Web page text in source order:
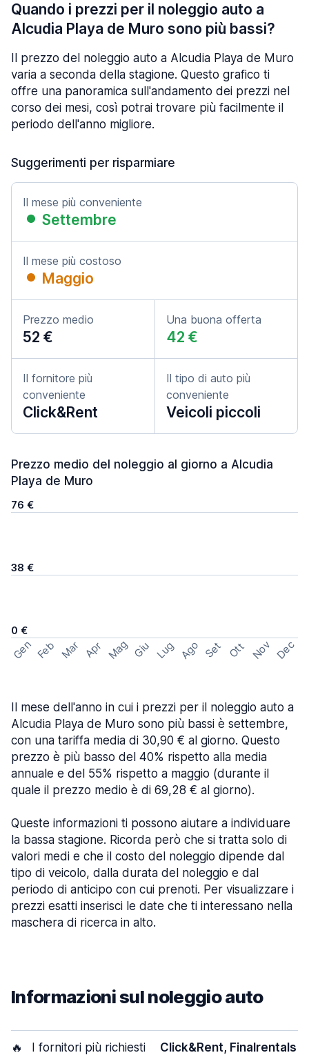
Quando i prezzi per il noleggio auto a
Alcudia Playa de Muro sono più bassi?
Il prezzo del noleggio auto a Alcudia Playa de Muro
varia a seconda della stagione. Questo grafico ti
offre una panoramica sull'andamento dei prezzi nel
corso dei mesi, così potrai trovare più facilmente il
periodo dell'anno migliore.
Suggerimenti per risparmiare
Il mese più conveniente
Settembre
Il mese più costoso
Maggio
Prezzo medio
52 €
Una buona offerta
42 €
Il fornitore più
conveniente
Click&Rent
Il tipo di auto più
conveniente
Veicoli piccoli
Prezzo medio del noleggio al giorno a Alcudia
Playa de Muro
76 €
38 €
0 €
Gen Feb Mar Apr Mag Giu Lug Ago Set Ott Nov Dec
Il mese dell'anno in cui i prezzi per il noleggio auto a
Alcudia Playa de Muro sono più bassi è settembre,
con una tariffa media di 30,90 € al giorno. Questo
prezzo è più basso del 40% rispetto alla media
annuale e del 55% rispetto a maggio (durante il
quale il prezzo medio è di 69,28 € al giorno).
Queste informazioni ti possono aiutare a individuare
la bassa stagione. Ricorda però che si tratta solo di
valori medi e che il costo del noleggio dipende dal
tipo di veicolo, dalla durata del noleggio e dal
periodo di anticipo con cui prenoti. Per visualizzare i
prezzi esatti inserisci le date che ti interessano nella
maschera di ricerca in alto.
Informazioni sul noleggio auto
🔥 I fornitori più richiesti Click&Rent, Finalrentals